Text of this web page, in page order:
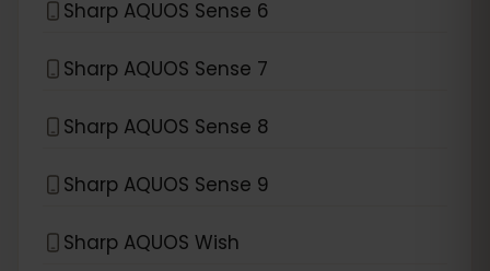
Sharp AQUOS Sense 6
Sharp AQUOS Sense 7
Sharp AQUOS Sense 8
Sharp AQUOS Sense 9
Sharp AQUOS Wish